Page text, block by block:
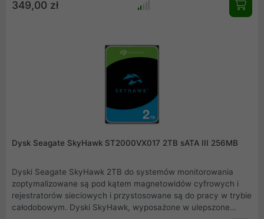
nie zabraknie Ci miejsca na najważniejsze pliki, zdjęcia czy
349,00 zł
Dysk Seagate SkyHawk ST2000VX017 2TB sATA III 256MB
Dyski Seagate SkyHawk 2TB do systemów monitorowania
zoptymalizowane są pod kątem magnetowidów cyfrowych i
rejestratorów sieciowych i przystosowane są do pracy w trybie
całodobowym. Dyski SkyHawk, wyposażone w ulepszone